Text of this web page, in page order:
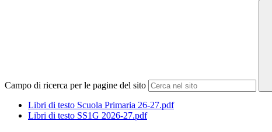
Campo di ricerca per le pagine del sito
Libri di testo Scuola Primaria 26-27.pdf
Libri di testo SS1G 2026-27.pdf